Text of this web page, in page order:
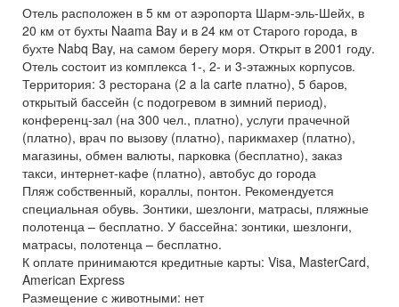
Отель расположен в 5 км от аэропорта Шарм-эль-Шейх, в
20 км от бухты Naama Bay и в 24 км от Старого города, в
бухте Nabq Bay, на самом берегу моря. Открыт в 2001 году.
Отель состоит из комплекса 1-, 2- и 3-этажных корпусов.
Территория: 3 ресторана (2 a la carte платно), 5 баров,
открытый бассейн (с подогревом в зимний период),
конференц-зал (на 300 чел., платно), услуги прачечной
(платно), врач по вызову (платно), парикмахер (платно),
магазины, обмен валюты, парковка (бесплатно), заказ
такси, интернет-кафе (платно), автобус до города
Пляж собственный, кораллы, понтон. Рекомендуется
специальная обувь. Зонтики, шезлонги, матрасы, пляжные
полотенца – бесплатно. У бассейна: зонтики, шезлонги,
матрасы, полотенца – бесплатно.
К оплате принимаются кредитные карты: Visa, MasterCard,
American Express
Размещение с животными: нет